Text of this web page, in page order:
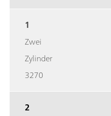
1
Zwei
Zylinder
3270
2